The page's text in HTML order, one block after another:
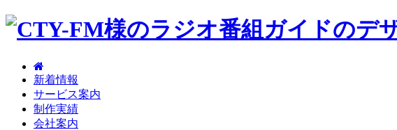
新着情報
サービス案内
制作実績
会社案内